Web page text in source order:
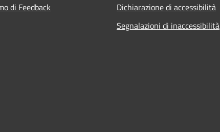
di Feedback
Dichiarazione di accessibilità
Segnalazioni di inaccessibilità